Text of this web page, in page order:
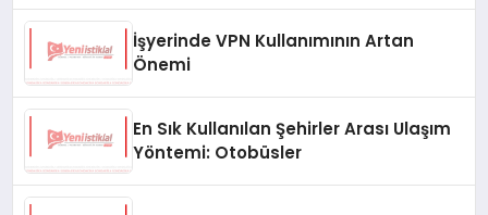
İşyerinde VPN Kullanımının Artan
Önemi
En Sık Kullanılan Şehirler Arası Ulaşım
Yöntemi: Otobüsler